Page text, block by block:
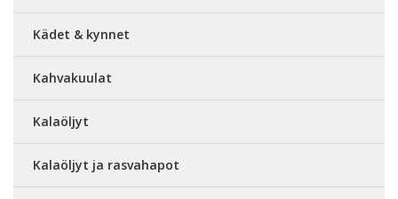
Kädet & kynnet
Kahvakuulat
Kalaöljyt
Kalaöljyt ja rasvahapot